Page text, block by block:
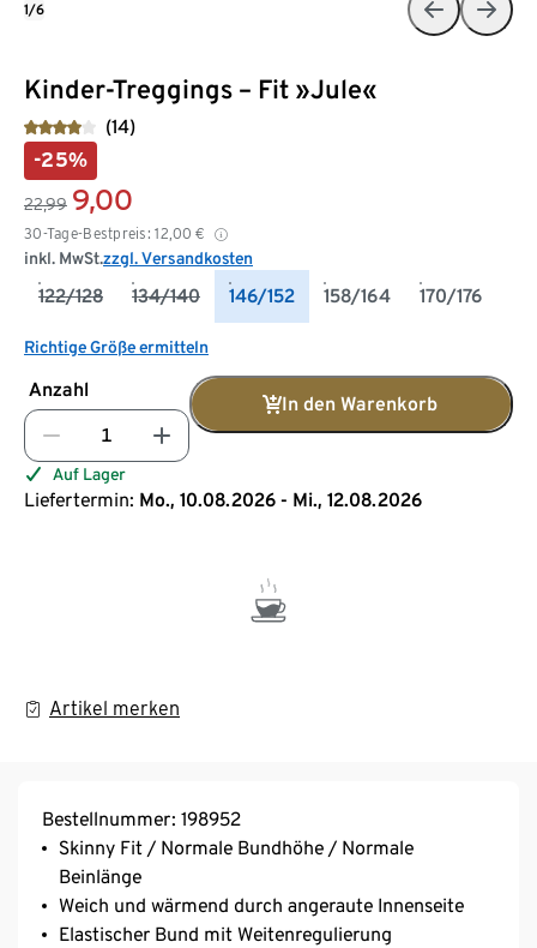
Kinder-Treggings – Fit »Jule«
(14)
-25%
22,99 9,00
30-Tage-Bestpreis: 12,00 €
inkl. MwSt.zzgl. Versandkosten
122/128 134/140 146/152 158/164 170/176
Richtige Größe ermitteln
Anzahl
In den Warenkorb
Auf Lager
Liefertermin: Mo., 10.08.2026 - Mi., 12.08.2026
Artikel merken
1/6
Bestellnummer: 198952
Skinny Fit / Normale Bundhöhe / Normale
Beinlänge
Weich und wärmend durch angeraute Innenseite
Elastischer Bund mit Weitenregulierung